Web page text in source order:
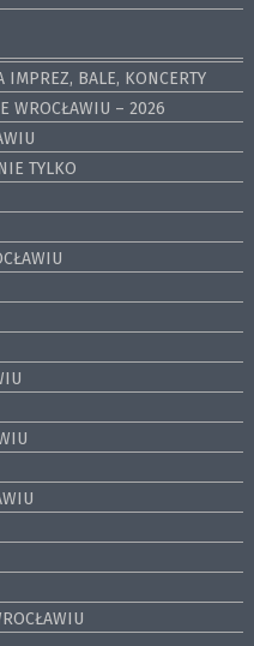
IMPREZ, BALE, KONCERTY
WROCŁAWIU – 2026
TYLKO